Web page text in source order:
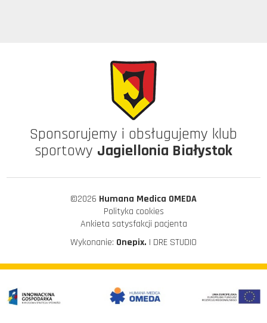
Sponsorujemy i obsługujemy klub
sportowy Jagiellonia Białystok
©2026 Humana Medica OMEDA
Polityka cookies
Ankieta satysfakcji pacjenta
Wykonanie: Onepix. | DRE STUDIO